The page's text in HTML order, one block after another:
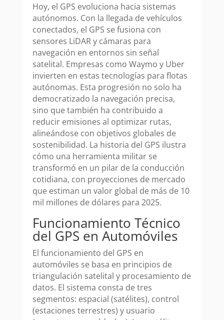
Hoy, el GPS evoluciona hacia sistemas
autónomos. Con la llegada de vehículos
conectados, el GPS se fusiona con
sensores LiDAR y cámaras para
navegación en entornos sin señal
satelital. Empresas como Waymo y Uber
invierten en estas tecnologías para flotas
autónomas. Esta progresión no solo ha
democratizado la navegación precisa,
sino que también ha contribuido a
reducir emisiones al optimizar rutas,
alineándose con objetivos globales de
sostenibilidad. La historia del GPS ilustra
cómo una herramienta militar se
transformó en un pilar de la conducción
cotidiana, con proyecciones de mercado
que estiman un valor global de más de 10
mil millones de dólares para 2025.
Funcionamiento Técnico
del GPS en Automóviles
El funcionamiento del GPS en
automóviles se basa en principios de
triangulación satelital y procesamiento de
datos. El sistema consta de tres
segmentos: espacial (satélites), control
(estaciones terrestres) y usuario